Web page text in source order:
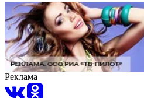
Реклама